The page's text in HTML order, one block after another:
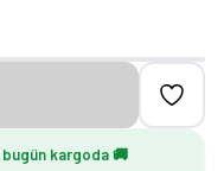
bugün kargoda 🚚